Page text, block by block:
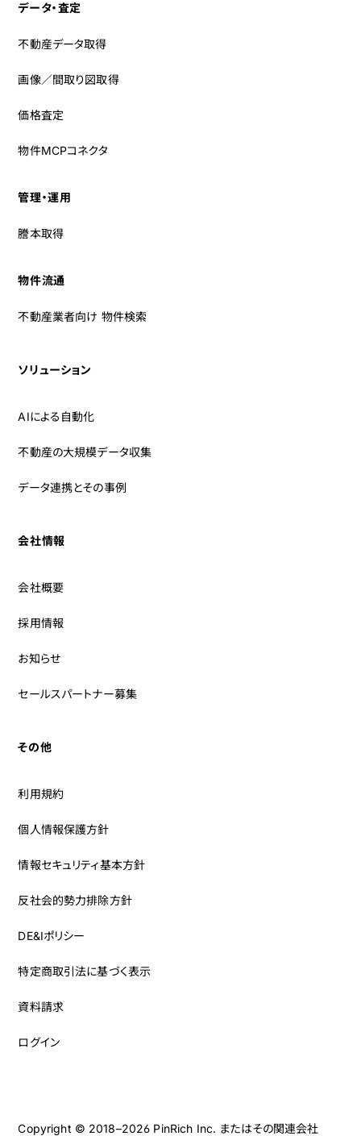
データ・査定
不動産データ取得
画像／間取り図取得
価格査定
物件MCPコネクタ
管理・運用
謄本取得
物件流通
不動産業者向け 物件検索
ソリューション
AIによる自動化
不動産の大規模データ収集
データ連携とその事例
会社情報
会社概要
採用情報
お知らせ
セールスパートナー募集
その他
利用規約
個人情報保護方針
情報セキュリティ基本方針
反社会的勢力排除方針
DE&Iポリシー
特定商取引法に基づく表示
資料請求
ログイン
Copyright © 2018–2026 PinRich Inc. またはその関連会社